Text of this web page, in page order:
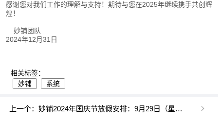
感谢您对我们工作的理解与支持！期待与您在2025年继续携手共创辉
煌！
妙铺团队
2024年12月31日
相关标签：
妙铺
系统
上一个：妙铺2024年国庆节放假安排：9月29日（星期天）上班，10月1日—10月7日休息，10月12日（星期六）上班